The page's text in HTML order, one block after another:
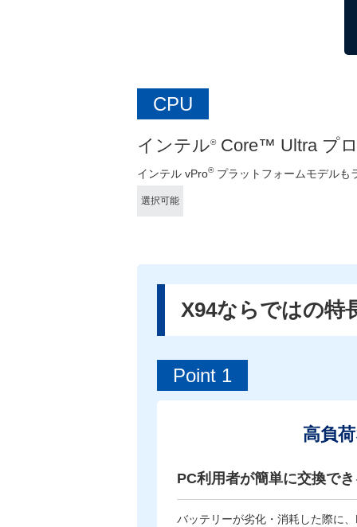
CPU
インテル®Core™ Ultra プ
インテル vPro®プラットフォームモデルも
選択可能
X94ならではの特
Point 1
高負
PC利用者が簡単に交換で
バッテリーが劣化・消耗した際に